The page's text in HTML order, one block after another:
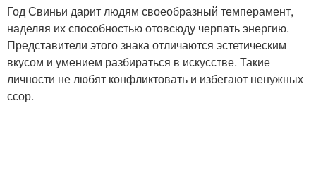
Год Свиньи дарит людям своеобразный темперамент,
наделяя их способностью отовсюду черпать энергию.
Представители этого знака отличаются эстетическим
вкусом и умением разбираться в искусстве. Такие
личности не любят конфликтовать и избегают ненужных
ссор.